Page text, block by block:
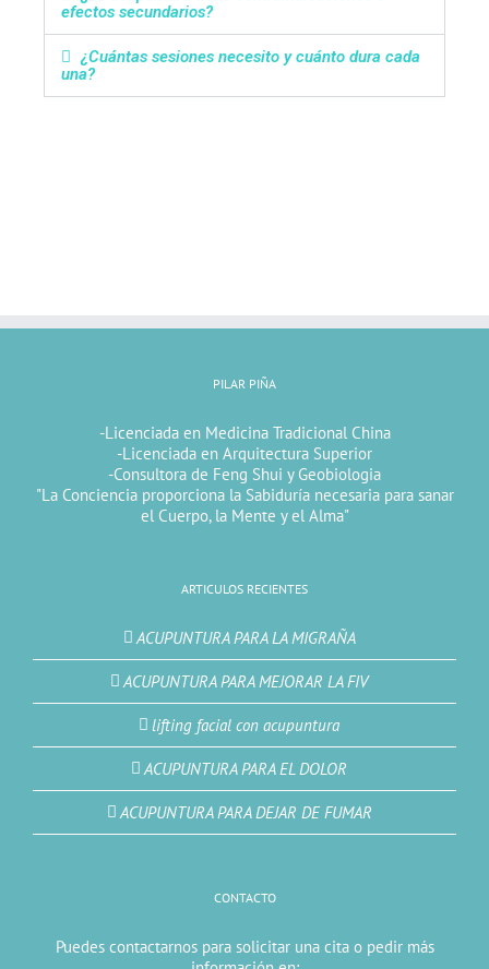
efectos secundarios?
¿Cuántas sesiones necesito y cuánto dura cada
una?
PILAR PIÑA
-Licenciada en Medicina Tradicional China
-Licenciada en Arquitectura Superior
-Consultora de Feng Shui y Geobiologia
"La Conciencia proporciona la Sabiduría necesaria para sanar
el Cuerpo, la Mente y el Alma"
ARTICULOS RECIENTES
ACUPUNTURA PARA LA MIGRAÑA
ACUPUNTURA PARA MEJORAR LA FIV
lifting facial con acupuntura
ACUPUNTURA PARA EL DOLOR
ACUPUNTURA PARA DEJAR DE FUMAR
CONTACTO
Puedes contactarnos para solicitar una cita o pedir más